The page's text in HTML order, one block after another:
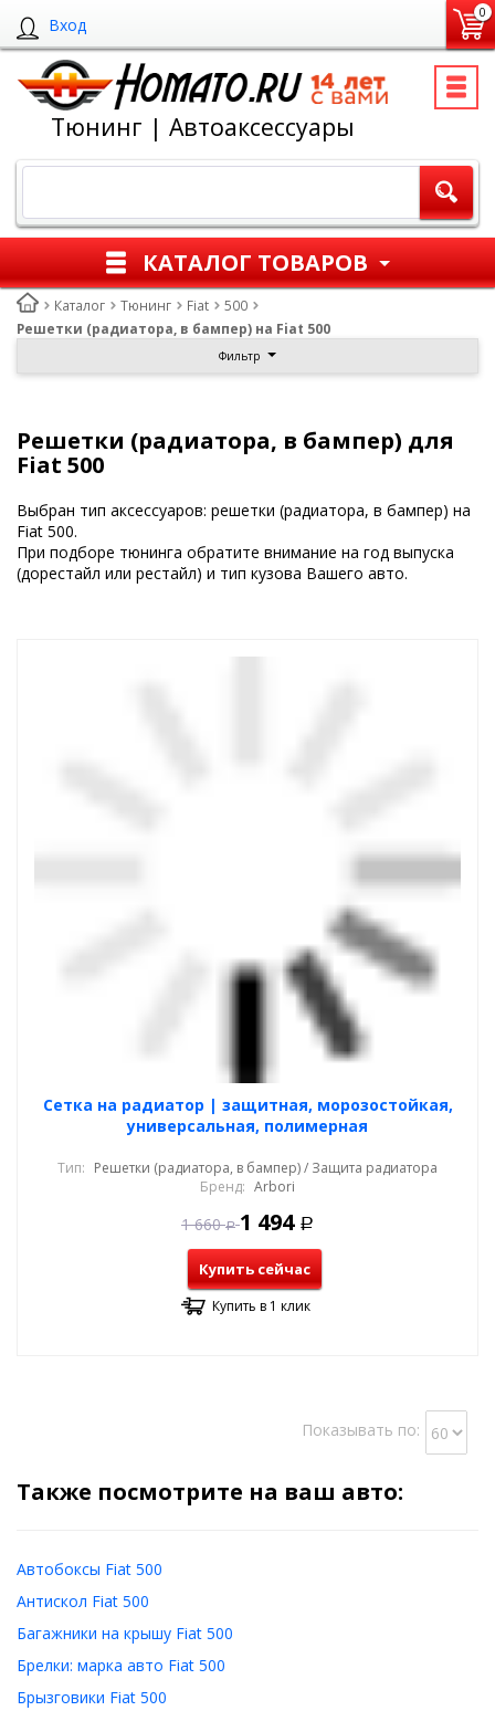
Вход
0
Тюнинг | Автоаксессуары
КАТАЛОГ ТОВАРОВ
Каталог Тюнинг Fiat
500
Решетки (радиатора, в бампер) на Fiat 500
Фильтр
Решетки (радиатора, в бампер) для
Fiat 500
Выбран тип аксессуаров: решетки (радиатора, в бампер) на
Fiat 500.
При подборе тюнинга обратите внимание на год выпуска
(дорестайл или рестайл) и тип кузова Вашего авто.
Cетка на радиатор | защитная, морозостойкая,
универсальная, полимерная
Тип: Решетки (радиатора, в бампер) / Защита радиатора
Бренд: Arbori
1 660 Р 1 494 Р
Купить сейчас
Купить в 1 клик
Показывать по:
Также посмотрите на ваш авто:
Автобоксы Fiat 500
Антискол Fiat 500
Багажники на крышу Fiat 500
Брелки: марка авто Fiat 500
Брызговики Fiat 500